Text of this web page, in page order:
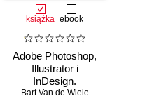
książka ebook
Adobe Photoshop,
Illustrator i
InDesign.
Współdziałanie i
Bart Van de Wiele